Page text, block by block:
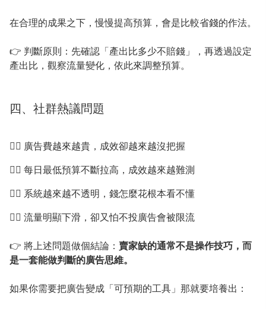
在合理的成果之下，慢慢提高預算，會是比較省錢的作法。
👉 判斷原則：先確認「產出比多少不賠錢」，再透過設定
產出比，觀察流量變化，依此來調整預算。
四、社群熱議問題
😵‍💫 廣告費越來越貴，成效卻越來越沒把握
😵‍💫 每日最低預算不斷拉高，成效越來越難測
😵‍💫 系統越來越不透明，錢怎麼花根本看不懂
😵‍💫 流量明顯下滑，卻又怕不投廣告會被限流
👉 將上述問題做個結論： 賣家缺的通常不是操作技巧，而
是一套能做判斷的廣告思維。
如果你需要把廣告變成「可預期的工具」那就要培養出：